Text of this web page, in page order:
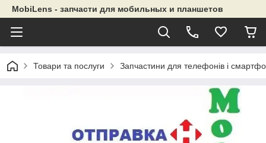
MobiLens - запчасти для мобильных и планшетов
Товари та послуги Запчастини для телефонів і